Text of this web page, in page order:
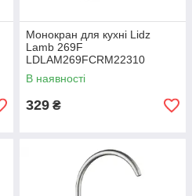
Монокран для кухні Lidz
Lamb 269F
LDLAM269FCRM22310
Chrome
В наявності
329 ₴